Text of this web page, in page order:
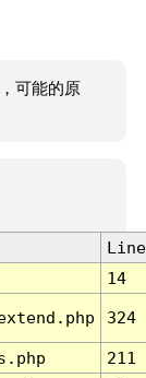
可能的原
Line
14
324
211